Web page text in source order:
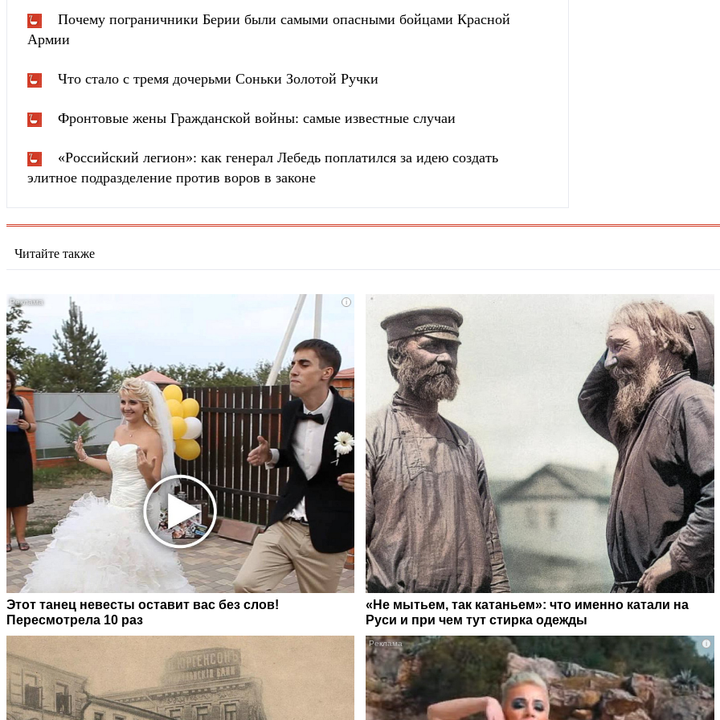
Почему пограничники Берии были самыми опасными бойцами Красной
Армии
Что стало с тремя дочерьми Соньки Золотой Ручки
Фронтовые жены Гражданской войны: самые известные случаи
«Российский легион»: как генерал Лебедь поплатился за идею создать
элитное подразделение против воров в законе
Читайте также
i
Этот танец невесты оставит вас без слов!
Пересмотрела 10 раз
«Не мытьем, так катаньем»: что именно катали на
Руси и при чем тут стирка одежды
i